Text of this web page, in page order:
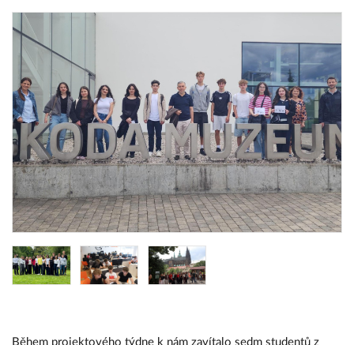
Během projektového týdne k nám zavítalo sedm studentů z